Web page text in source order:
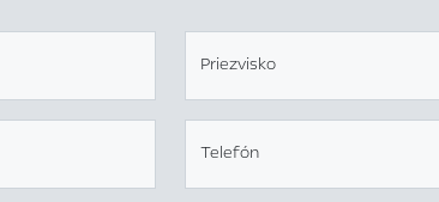
Priezvisko
Telefón